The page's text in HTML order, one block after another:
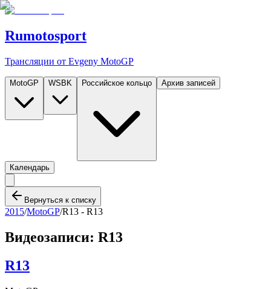
Rumotosport
Трансляции от Evgeny MotoGP
MotoGP WSBK Российское кольцо Архив записей
Календарь
Вернуться к списку
2015/MotoGP/R13 - R13
Видеозаписи: R13
R13